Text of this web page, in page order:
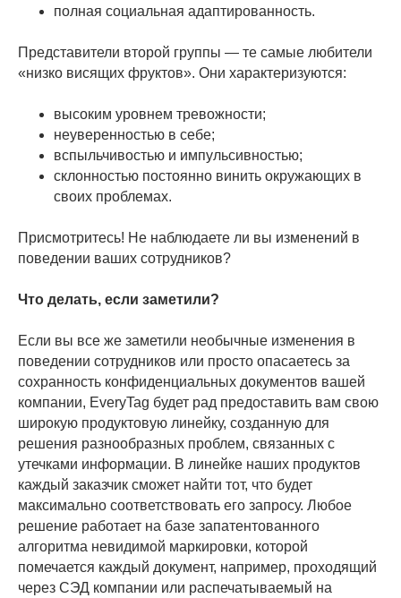
полная социальная адаптированность.
Представители второй группы — те самые любители
«низко висящих фруктов». Они характеризуются:
высоким уровнем тревожности;
неуверенностью в себе;
вспыльчивостью и импульсивностью;
склонностью постоянно винить окружающих в
своих проблемах.
Присмотритесь! Не наблюдаете ли вы изменений в
поведении ваших сотрудников?
Что делать, если заметили?
Если вы все же заметили необычные изменения в
поведении сотрудников или просто опасаетесь за
сохранность конфиденциальных документов вашей
компании, EveryTag будет рад предоставить вам свою
широкую продуктовую линейку, созданную для
решения разнообразных проблем, связанных с
утечками информации. В линейке наших продуктов
каждый заказчик сможет найти тот, что будет
максимально соответствовать его запросу. Любое
решение работает на базе запатентованного
алгоритма невидимой маркировки, которой
помечается каждый документ, например, проходящий
через СЭД компании или распечатываемый на